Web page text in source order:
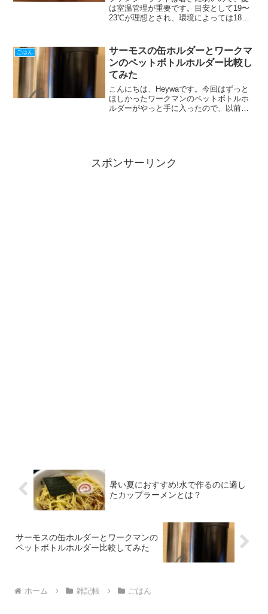
は室温管理が重要です。目安として19〜
23℃が理想とされ、環境によっては18〜
にちは、Heywaです。これからだんだん
と暑くな...
ごはん
サーモスの缶ホルダーとワークマ
ンのペットボトルホルダー比較し
てみた
こんにちは、Heywaです。今回はずっと
ほしかったワークマンのペットボトルホ
ルダーがやっと手に入ったので、以前紹
スポンサーリンク
暑い夏におすすめ!水で作るのに適し
たカップラーメンとは？
サーモスの缶ホルダーとワークマンの
ペットボトルホルダー比較してみた
ホーム 雑記帳 ごはん